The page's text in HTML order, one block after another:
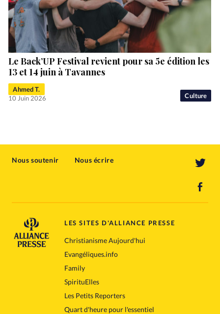
Culture
Le Back’UP Festival revient pour sa 5e édition les
13 et 14 juin à Tavannes
Ahmed T.
10 Juin 2026
Nous soutenir Nous écrire
LES SITES D'ALLIANCE PRESSE
Christianisme Aujourd'hui
Evangéliques.info
Family
SpirituElles
Les Petits Reporters
Quart d'heure pour l'essentiel